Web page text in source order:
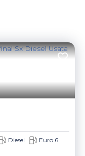
Diesel
Euro 6